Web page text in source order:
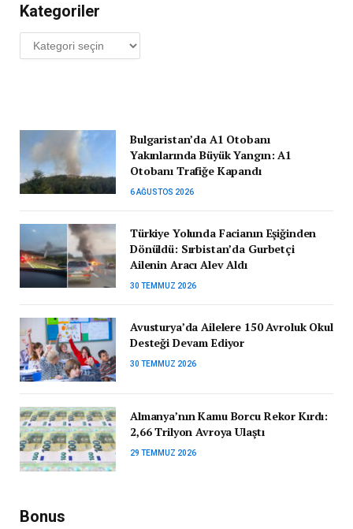
Kategoriler
Kategoriler
Bulgaristan’da A1 Otobanı
Yakınlarında Büyük Yangın: A1
Otobanı Trafiğe Kapandı
6 AĞUSTOS 2026
Türkiye Yolunda Facianın Eşiğinden
Dönüldü: Sırbistan’da Gurbetçi
Ailenin Aracı Alev Aldı
30 TEMMUZ 2026
Avusturya’da Ailelere 150 Avroluk Okul
Desteği Devam Ediyor
30 TEMMUZ 2026
Almanya’nın Kamu Borcu Rekor Kırdı:
2,66 Trilyon Avroya Ulaştı
29 TEMMUZ 2026
Bonus